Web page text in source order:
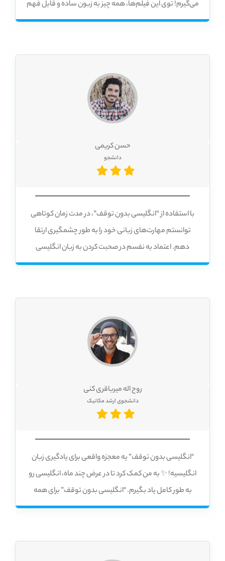
می‌گیرم! توی این فیلم‌ها، همه چیز به زبون ساده و قابل فهم
توضیح داده می‌شه و کلی تمرین برای تثبیت مطالب هم
روز یه قدم به هدفم نزدیک‌تر می‌شم! یادگیری زبان با این
نرم‌افزار، یه چالش لذت‌بخشه که من هر روز از پسش برمیام.
حسن کریمی
دانشجو
با استفاده از “انگلیسی بدون توقف”، در مدت زمان کوتاهی
توانستم مهارت‌های زبانی خود را به طور چشمگیری ارتقا
دهم. اعتماد به نفسم در صحبت کردن به زبان انگلیسی
افزایش یافت و می‌توانم بدون هیچ مشکلی با افراد بومی زبان
بدون توقف” هستم! می‌تونم با هر شخصیتی که دلم می‌خواد
حرف بزنم و انگلیسی رو توی موقعیت‌های مختلف تمرین کنم.
✈️ رستوران، فروشگاه، هتل، فرقی نمی‌کنه!
روح اله میرباقری کنی
دانشجوی ارشد مکانیک
"انگلیسی بدون توقف” یه معجزه واقعی برای یادگیری زبان
انگلیسیه! ✨ به من کمک کرد تا در عرض چند ماه، انگلیسی رو
به طور کامل یاد بگیرم. "انگلیسی بدون توقف” برای همه
سنین و سطح‌ها مناسبه! چه مبتدی باشی چه متوسط یا
شکل ممکن یاد بگیری